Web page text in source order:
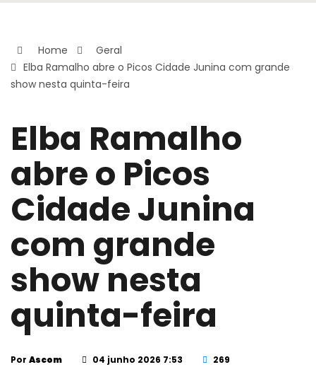
Home
Geral
Elba Ramalho abre o Picos Cidade Junina com grande
show nesta quinta-feira
Elba Ramalho
abre o Picos
Cidade Junina
com grande
show nesta
quinta-feira
Por Ascom 04 junho 2026 7:53 269